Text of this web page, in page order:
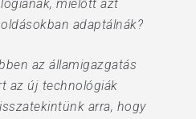
mielőtt azt
adaptálnák?
az államigazgatás
az új technológiák
arra, hogy